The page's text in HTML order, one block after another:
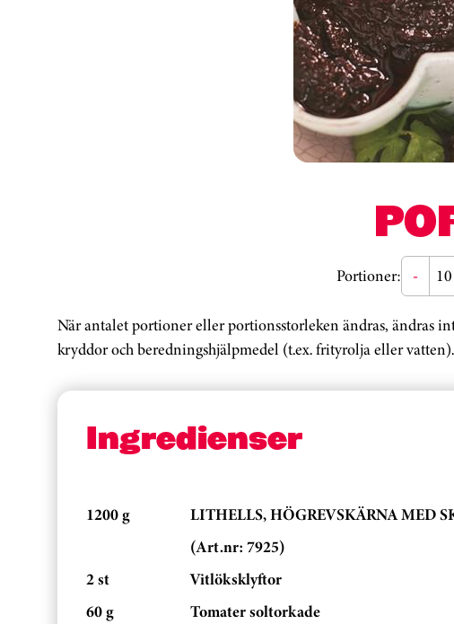
Portioner: -
När antalet portioner eller portionsstorleken ändras, ändras
kryddor och beredningshjälpmedel (t.ex. frityrolja eller vatten).
Ingredienser
1200 g
LITHELLS, HÖGREVSKÄRNA MED
(Art.nr: 7925)
2 st
Vitlöksklyftor
60 g
Tomater soltorkade